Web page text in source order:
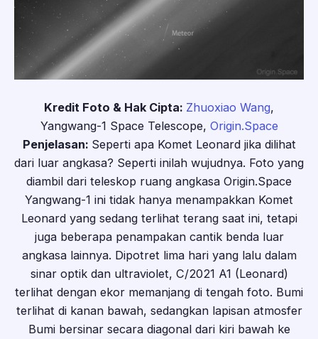
Kredit Foto & Hak Cipta: Zhuoxiao Wang,
Yangwang-1 Space Telescope, Origin.Space
Penjelasan: Seperti apa Komet Leonard jika dilihat
dari luar angkasa? Seperti inilah wujudnya. Foto yang
diambil dari teleskop ruang angkasa Origin.Space
Yangwang-1 ini tidak hanya menampakkan Komet
Leonard yang sedang terlihat terang saat ini, tetapi
juga beberapa penampakan cantik benda luar
angkasa lainnya. Dipotret lima hari yang lalu dalam
sinar optik dan ultraviolet, C/2021 A1 (Leonard)
terlihat dengan ekor memanjang di tengah foto. Bumi
terlihat di kanan bawah, sedangkan lapisan atmosfer
Bumi bersinar secara diagonal dari kiri bawah ke